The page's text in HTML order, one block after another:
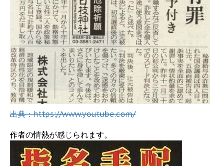
出典：https://www.youtube.com/
作者の情熱が感じられます。